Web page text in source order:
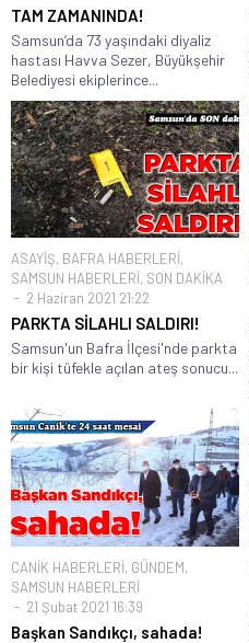
TAM ZAMANINDA!
Samsun’da 73 yaşındaki diyaliz
hastası Havva Sezer, Büyükşehir
Belediyesi ekiplerince...
ASAYİŞ, BAFRA HABERLERİ,
SAMSUN HABERLERİ, SON DAKİKA
2 Haziran 2021 21:22
PARKTA SİLAHLI SALDIRI!
Samsun'un Bafra İlçesi'nde parkta
bir kişi tüfekle açılan ateş sonucu...
CANİK HABERLERİ, GÜNDEM,
SAMSUN HABERLERİ
21 Şubat 2021 16:39
Başkan Sandıkçı, sahada!